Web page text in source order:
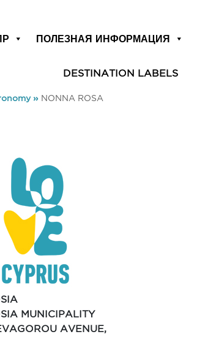
ПОЛЕЗНАЯ ИНФОРМАЦИЯ
DESTINATION LABELS
» NONNA ROSA
MUNICIPALITY
AVENUE,